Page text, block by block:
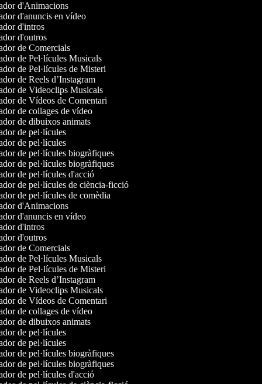
d'Animacions
d'anuncis en vídeo
d'intros
d'outros
de Comercials
de Pel·lícules Musicals
de Pel·lícules de Misteri
de Reels d’Instagram
de Videoclips Musicals
de Vídeos de Comentari
de collages de vídeo
de dibuixos animats
de pel·lícules
de pel·lícules
de pel·lícules biogràfiques
de pel·lícules biogràfiques
de pel·lícules d'acció
de pel·lícules de ciència-ficció
de pel·lícules de comèdia
d'Animacions
d'anuncis en vídeo
d'intros
d'outros
de Comercials
de Pel·lícules Musicals
de Pel·lícules de Misteri
de Reels d’Instagram
de Videoclips Musicals
de Vídeos de Comentari
de collages de vídeo
de dibuixos animats
de pel·lícules
de pel·lícules
de pel·lícules biogràfiques
de pel·lícules biogràfiques
de pel·lícules d'acció